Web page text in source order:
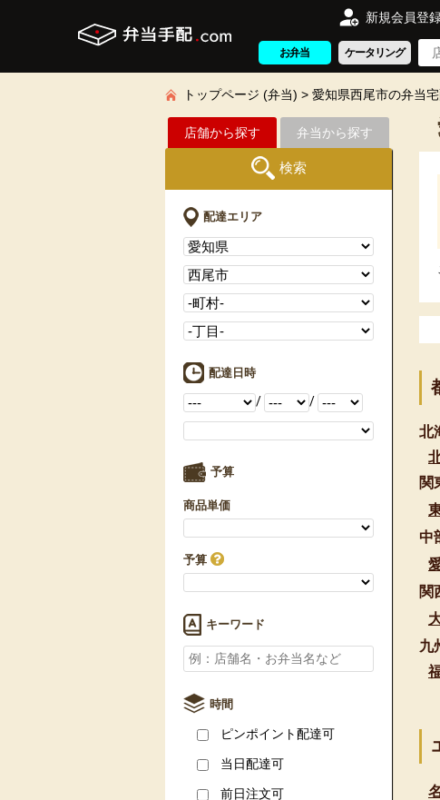
新規会員登
お弁当 ケータリング
トップページ (弁当) 愛知県西尾市の弁当
店舗から探す 弁当から探す
検索
配達エリア
配達日時
/ /
予算
商品単価
予算
キーワード
時間
ピンポイント配達可
当日配達可
前日注文可
北
関
中
関
九